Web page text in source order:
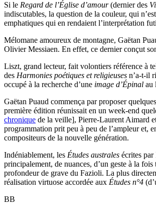
Si le Regard de l’Église d’amour(dernier des
indiscutables, la question de la couleur, qui
emphatiques qui en rendaient l’interprétation
Mélomane amoureux de montagne, Gaëtan
Olivier Messiaen. En effet, ce dernier conçut
Liszt, grand lecteur, fait volontiers référence à
des Harmonies poétiques et religieuses n’a-t-il
occupé à la recherche d’une image d’Épinal au
Gaëtan Puaud commença par proposer
première édition réunissait en un week-end
chronique de la veille], Pierre-Laurent Aimard
programmation prit peu à peu de l’ampleur et,
compositeurs de la nouvelle génération.
Indéniablement, les Études australes écrites
principalement, de nuances, d’un geste à la fois
profondeur de grave du Fazioli. La plus
réalisation virtuose accordée aux Études n°4
BB